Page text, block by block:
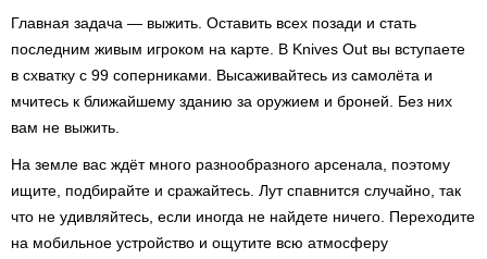
Главная задача — выжить. Оставить всех позади и стать
последним живым игроком на карте. В Knives Out вы вступаете
в схватку с 99 соперниками. Высаживайтесь из самолёта и
мчитесь к ближайшему зданию за оружием и броней. Без них
вам не выжить.
На земле вас ждёт много разнообразного арсенала, поэтому
ищите, подбирайте и сражайтесь. Лут спавнится случайно, так
что не удивляйтесь, если иногда не найдете ничего. Переходите
на мобильное устройство и ощутите всю атмосферу